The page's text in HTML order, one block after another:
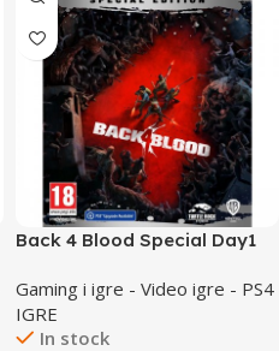
Back 4 Blood Special Day1
Gaming i igre - Video igre - PS4
IGRE
In stock